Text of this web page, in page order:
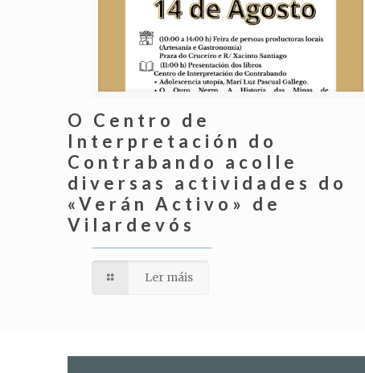
O Centro de
Interpretación do
Contrabando acolle
diversas actividades do
«Verán Activo» de
Vilardevós
Ler máis